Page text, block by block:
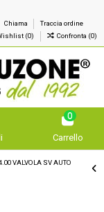
Chiama
Traccia ordine
(0) Confronta (0)
0
Carrello
VALVOLA SV AUTO